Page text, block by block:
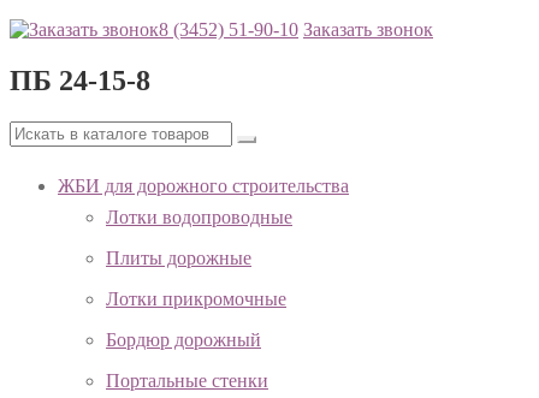
8 (3452) 51-90-10 Заказать звонок
ПБ 24-15-8
ЖБИ для дорожного строительства
Лотки водопроводные
Плиты дорожные
Лотки прикромочные
Бордюр дорожный
Портальные стенки